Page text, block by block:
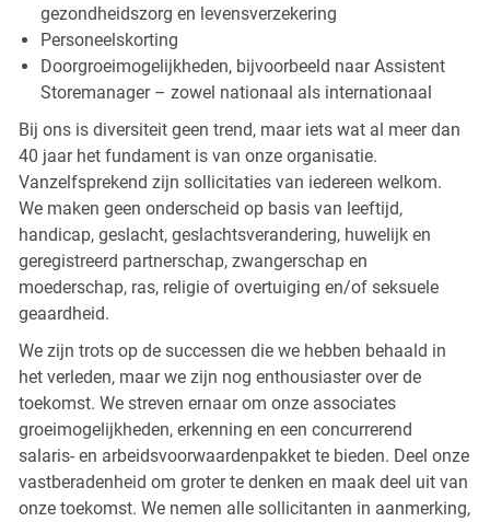
gezondheidszorg en levensverzekering
Personeelskorting
Doorgroeimogelijkheden, bijvoorbeeld naar Assistent
Storemanager – zowel nationaal als internationaal
Bij ons is diversiteit geen trend, maar iets wat al meer dan
40 jaar het fundament is van onze organisatie.
Vanzelfsprekend zijn sollicitaties van iedereen welkom.
We maken geen onderscheid op basis van leeftijd,
handicap, geslacht, geslachtsverandering, huwelijk en
geregistreerd partnerschap, zwangerschap en
moederschap, ras, religie of overtuiging en/of seksuele
geaardheid.
We zijn trots op de successen die we hebben behaald in
het verleden, maar we zijn nog enthousiaster over de
toekomst. We streven ernaar om onze associates
groeimogelijkheden, erkenning en een concurrerend
salaris- en arbeidsvoorwaardenpakket te bieden. Deel onze
vastberadenheid om groter te denken en maak deel uit van
onze toekomst. We nemen alle sollicitanten in aanmerking,